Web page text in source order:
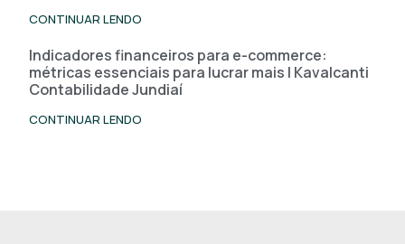
CONTINUAR LENDO
Indicadores financeiros para e-commerce:
métricas essenciais para lucrar mais | Kavalcanti
Contabilidade Jundiaí
CONTINUAR LENDO